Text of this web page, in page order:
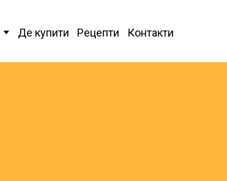
Де купити Рецепти Контакти